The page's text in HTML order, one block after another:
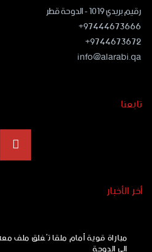
رقيم بريدي ١٠١٩ - الدوحة قطر
97444673666+
9744673672+
info@alarabi.qa
تابعنا
أخر الأخبار
مباراة قوية أمام ملقا تُغلق ملف